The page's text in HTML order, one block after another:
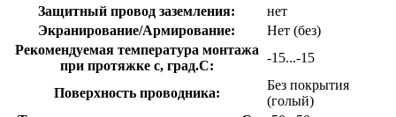
Защитный провод заземления:
нет
Экранирование/Армирование:
Нет (без)
Рекомендуемая температура монтажа
при протяжке с, град.C:
-15...-15
Поверхность проводника:
Без покрытия
(голый)